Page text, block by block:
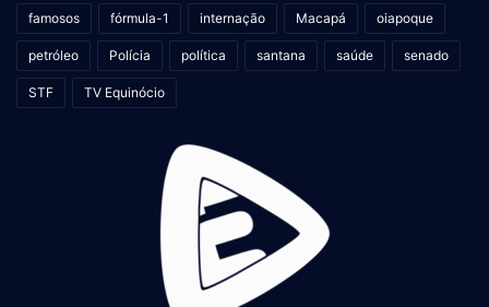
famosos fórmula-1 internação Macapá oiapoque
petróleo Polícia política santana saúde senado
STF TV Equinócio